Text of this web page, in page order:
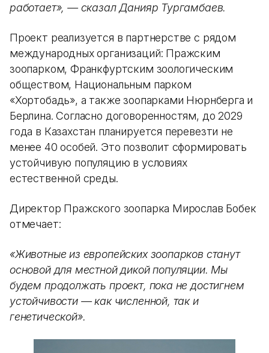
работает», — сказал Данияр Тургамбаев.
Проект реализуется в партнерстве с рядом
международных организаций: Пражским
зоопарком, Франкфуртским зоологическим
обществом, Национальным парком
«Хортобадь», а также зоопарками Нюрнберга и
Берлина. Согласно договоренностям, до 2029
года в Казахстан планируется перевезти не
менее 40 особей. Это позволит сформировать
устойчивую популяцию в условиях
естественной среды.
Директор Пражского зоопарка Мирослав Бобек
отмечает:
«Животные из европейских зоопарков станут
основой для местной дикой популяции. Мы
будем продолжать проект, пока не достигнем
устойчивости — как численной, так и
генетической».